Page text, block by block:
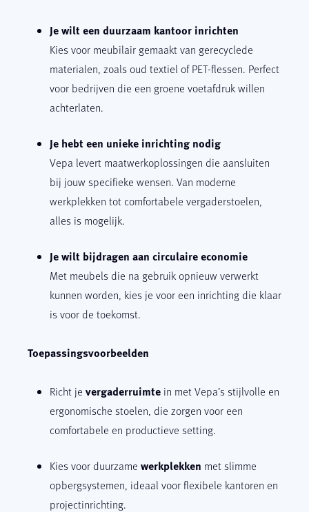
Je wilt een duurzaam kantoor inrichten
Kies voor meubilair gemaakt van gerecyclede
materialen, zoals oud textiel of PET-flessen. Perfect
voor bedrijven die een groene voetafdruk willen
achterlaten.
Je hebt een unieke inrichting nodig
Vepa levert maatwerkoplossingen die aansluiten
bij jouw specifieke wensen. Van moderne
werkplekken tot comfortabele vergaderstoelen,
alles is mogelijk.
Je wilt bijdragen aan circulaire economie
Met meubels die na gebruik opnieuw verwerkt
kunnen worden, kies je voor een inrichting die klaar
is voor de toekomst.
Toepassingsvoorbeelden
Richt je vergaderruimte in met Vepa’s stijlvolle en
ergonomische stoelen, die zorgen voor een
comfortabele en productieve setting.
Kies voor duurzame werkplekken met slimme
opbergsystemen, ideaal voor flexibele kantoren en
projectinrichting.